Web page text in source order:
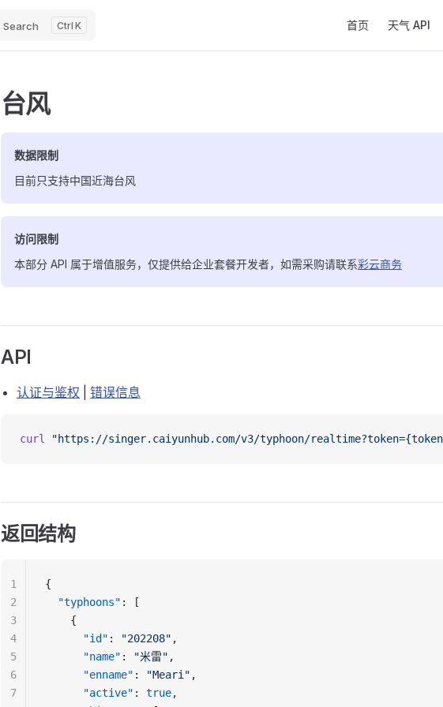
Search K 首页 天气 API
台风
数据限制
目前只支持中国近海台风
访问限制
本部分 API 属于增值服务，仅提供给企业套餐开发者，如需采购请联系彩云商务
API
认证与鉴权 错误信息
curl "https://singer.caiyunhub.com/v3/typhoon/
返回结构
{
  "typhoons"
: [
    {
      "id"
: "202208" ,
      "name"
: "米雷" ,
      "enname"
: "Meari" ,
      "active"
: true,
1
2
3
4
5
6
7